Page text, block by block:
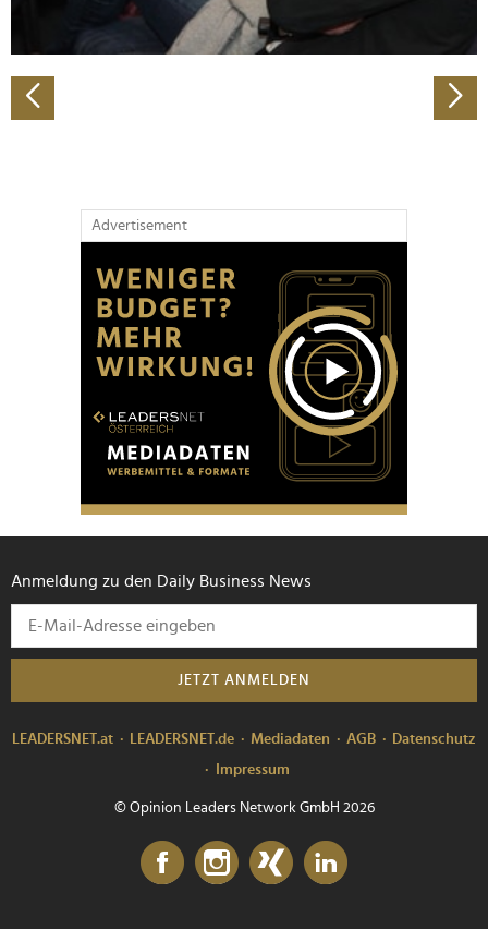
analysieren. Außerdem geben wir Informationen zu Ihrer
Verwendung unserer Website an unsere Partner für
Partner führen diese Informationen möglicherweise mit
weiteren Daten zusammen, die Sie ihnen bereitgestellt
Advertisement
Anmeldung zu den Daily Business News
JETZT ANMELDEN
LEADERSNET.at LEADERSNET.de Mediadaten AGB
Datenschutz
Impressum
© Opinion Leaders Network GmbH 2026